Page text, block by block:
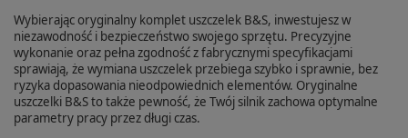
Wybierając oryginalny komplet uszczelek B&S, inwestujesz w
niezawodność i bezpieczeństwo swojego sprzętu. Precyzyjne
wykonanie oraz pełna zgodność z fabrycznymi specyfikacjami
sprawiają, że wymiana uszczelek przebiega szybko i sprawnie, bez
ryzyka dopasowania nieodpowiednich elementów. Oryginalne
uszczelki B&S to także pewność, że Twój silnik zachowa optymalne
parametry pracy przez długi czas.